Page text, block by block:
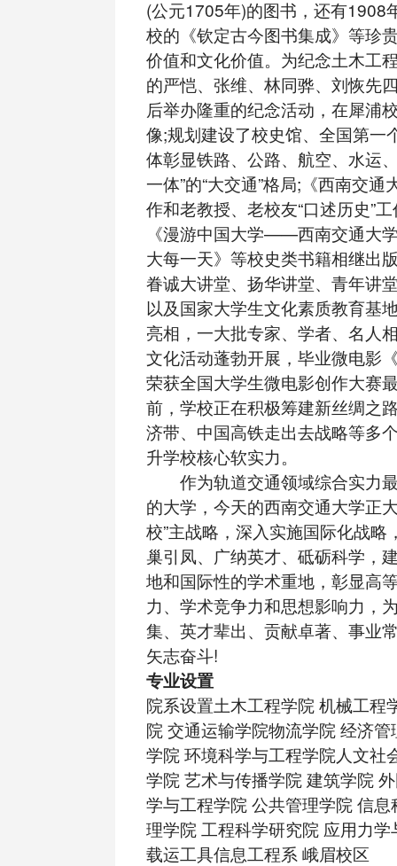
(公元1705年)的图书，还有1908
校的《钦定古今图书集成》等珍
价值和文化价值。为纪念土木工
的严恺、张维、林同骅、刘恢先
后举办隆重的纪念活动，在犀浦
像;规划建设了校史馆、全国第一
体彰显铁路、公路、航空、水运
一体”的“大交通”格局;《西南交通
作和老教授、老校友“口述历史”
《漫游中国大学——西南交通大
大每一天》等校史类书籍相继出
眷诚大讲堂、扬华讲堂、青年讲
以及国家大学生文化素质教育基
亮相，一大批专家、学者、名人
文化活动蓬勃开展，毕业微电影
荣获全国大学生微电影创作大赛
前，学校正在积极筹建新丝绸之
济带、中国高铁走出去战略等多
升学校核心软实力。
作为轨道交通领域综合实力
的大学，今天的西南交通大学正
校”主战略，深入实施国际化战略
巢引凤、广纳英才、砥砺科学，
地和国际性的学术重地，彰显高
力、学术竞争力和思想影响力，
集、英才辈出、贡献卓著、事业
矢志奋斗!
专业设置
院系设置土木工程学院 机械工程
院 交通运输学院物流学院 经济
学院 环境科学与工程学院人文社
学院 艺术与传播学院 建筑学院
学与工程学院 公共管理学院 信
理学院 工程科学研究院 应用力
载运工具信息工程系 峨眉校区